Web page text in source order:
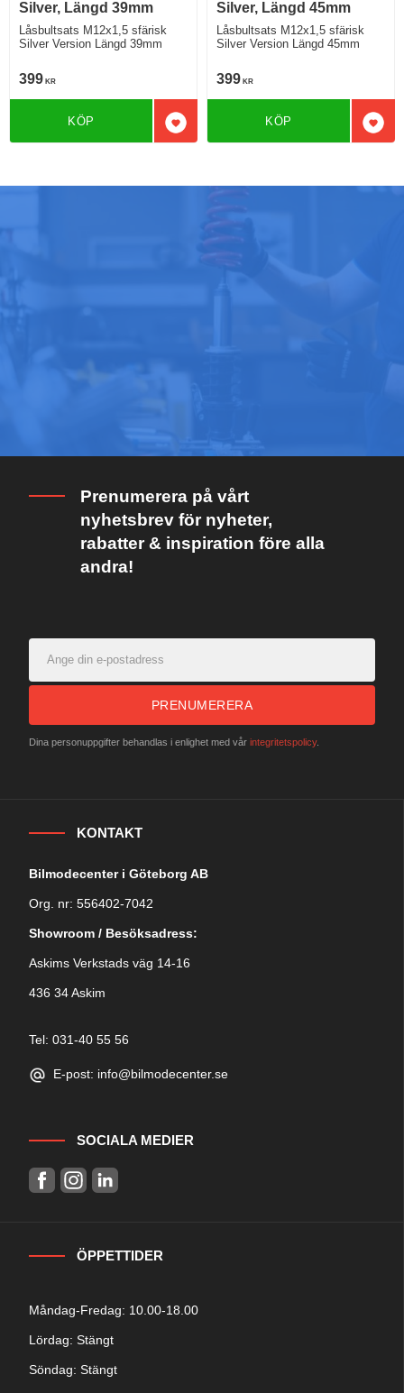
Silver, Längd 39mm
Låsbultsats M12x1,5 sfärisk
Silver Version Längd 39mm
399 KR
Lägg till i favoriter
KÖP
Silver, Längd 45mm
Låsbultsats M12x1,5 sfärisk
Silver Version Längd 45mm
399 KR
KÖP
Prenumerera på vårt
nyhetsbrev för nyheter,
rabatter & inspiration före alla
andra!
PRENUMERERA
Dina personuppgifter behandlas i enlighet med vår integritetspolicy.
KONTAKT
Bilmodecenter i Göteborg AB
Org. nr: 556402-7042
Showroom / Besöksadress:
Askims Verkstads väg 14-16
436 34 Askim
Tel: 031-40 55 56
E-post: info@bilmodecenter.se
SOCIALA MEDIER
ÖPPETTIDER
Måndag-Fredag: 10.00-18.00
Lördag: Stängt
Söndag: Stängt